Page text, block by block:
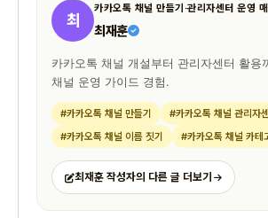
최
카카오톡 채널 만들기·관리자센터 운영
최재훈
카카오톡 채널 개설부터 관리자센터 활용
채널 운영 가이드 경험.
#카카오톡 채널 만들기
#카카오톡 채널 관리자
#카카오톡 채널 이름 짓기
#카카오톡 채널 카테
최재훈 작성자의 다른 글 더보기